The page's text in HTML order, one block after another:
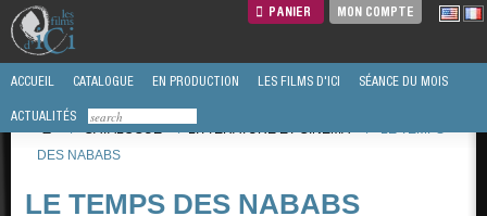
PANIER MON COMPTE
ACCUEIL CATALOGUE EN PRODUCTION LES FILMS D'ICI SÉANCE DU MOIS
ACTUALITÉS
/
CATALOGUE / LITTÉRATURE ET CINEMA /
LE TEMPS
DES NABABS
LE TEMPS DES NABABS